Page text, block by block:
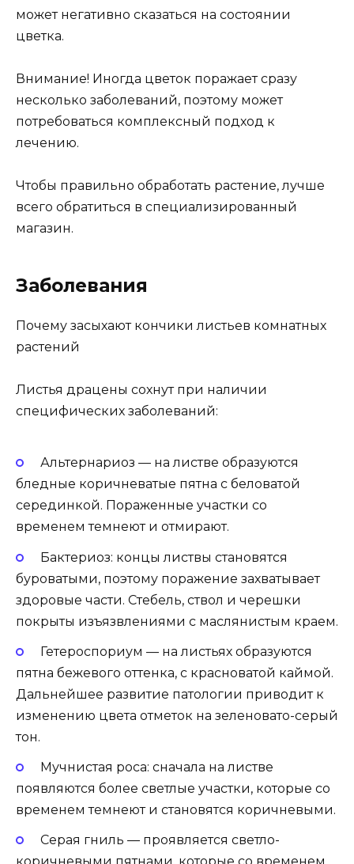
может негативно сказаться на состоянии
цветка.
Внимание! Иногда цветок поражает сразу
несколько заболеваний, поэтому может
потребоваться комплексный подход к
лечению.
Чтобы правильно обработать растение, лучше
всего обратиться в специализированный
магазин.
Заболевания
Почему засыхают кончики листьев комнатных
растений
Листья драцены сохнут при наличии
специфических заболеваний:
Альтернариоз — на листве образуются
бледные коричневатые пятна с беловатой
серединкой. Пораженные участки со
временем темнеют и отмирают.
Бактериоз: концы листвы становятся
буроватыми, поэтому поражение захватывает
здоровые части. Стебель, ствол и черешки
покрыты изъязвлениями с маслянистым краем.
Гетероспориум — на листьях образуются
пятна бежевого оттенка, с красноватой каймой.
Дальнейшее развитие патологии приводит к
изменению цвета отметок на зеленовато-серый
тон.
Мучнистая роса: сначала на листве
появляются более светлые участки, которые со
временем темнеют и становятся коричневыми.
Серая гниль — проявляется светло-